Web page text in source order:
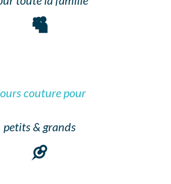
couture pour
petits & grands